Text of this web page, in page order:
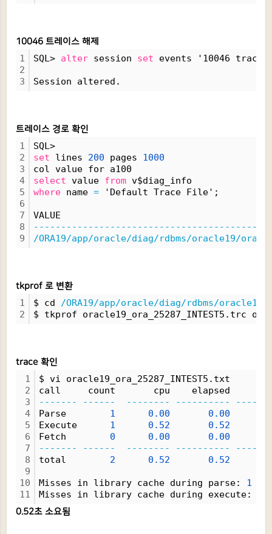
10046 트레이스 해제
1
2
3
SQL> alter session set events '10046 trace
Session altered.
트레이스 경로 확인
1
2
3
4
5
6
7
8
9
SQL>
set lines 200 pages 1000
col value for a100
select value from v$diag_info
where name = 'Default Trace File';
VALUE
/ORA19/app/oracle/diag/rdbms/oracle19/
tkprof 로 변환
1
2
$ cd /ORA19/app/oracle/diag/rdbms/
$ tkprof oracle19_ora_25287_INTEST5.trc
trace 확인
1
2
3
4
5
6
7
8
9
10
11
$ vi oracle19_ora_25287_INTEST5.txt
call     count       cpu    elapsed
-------
------ -------- ----------
Parse 1 0.00
0.00
Execute 1 0.52
0.52
Fetch 0 0.00
0.00
-------
------ -------- ----------
total 2 0.52 0.52
Misses in library cache during parse: 1
Misses in library cache during execute:
0.52초 소요됨